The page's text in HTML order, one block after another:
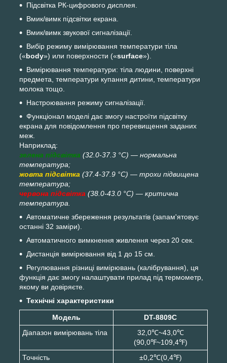
Підсвітка РК-цифрового дисплея.
Вмик/вимк підсвітки екрана.
Вмик/вимк звукової сигналізації.
Вибір режиму вимірювання температури тіла
(«body») или поверхности («surface»).
Вимірювання температури: тіла людини, поверхні
предмета, температури купання дитини, температури
молока тощо.
Настроювання режиму сигналізації.
Функціонал моделі дає змогу настроїти підсвітку
екрана для повідомлення про перевищення заданих
меж.
Наприклад:
зелена підсвітка (32.0-37.3 °C) — нормальна
температура;
жовта підсвітка (37.4-37.9 °C) — трохи підвищена
температура;
червона підсвітка (38.0-43.0 °C) — критична
температура.
Автоматичне збереження результатів (запам'ятовує
останні 32 заміри).
Автоматичного вимкнення живлення через 20 сек.
Дистанція вимірювання від 1 до 15 см.
Регулювання різниці вимірювань (калібрування), ця
функція дає змогу налаштувати прилад під термометр,
якому ви довіряєте.
Технічні характеристики
Модель
DT-8809C
Діапазон вимірювань тіла
32,0℃~43,0℃
(90,0℉~109,4℉)
Точність
±0,2℃(0,4℉)